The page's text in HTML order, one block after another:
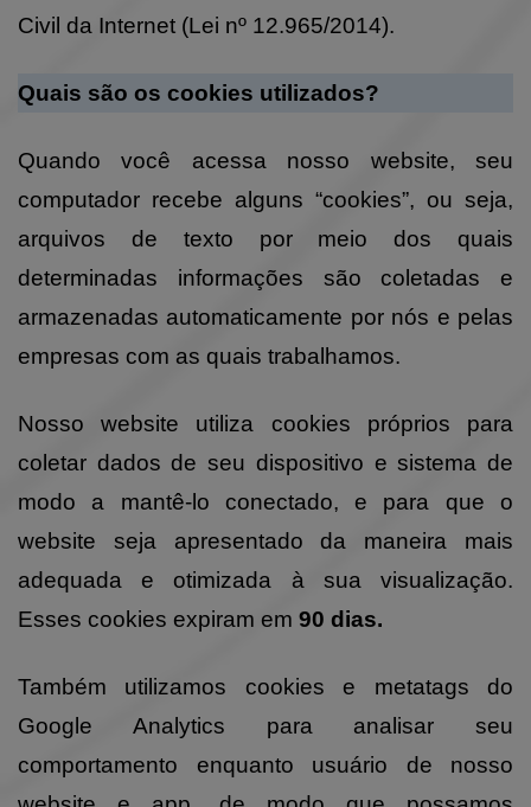
Civil da Internet (Lei nº 12.965/2014).
Quais são os cookies utilizados?
Quando você acessa nosso website, seu
computador recebe alguns “cookies”, ou seja,
arquivos de texto por meio dos quais
determinadas informações são coletadas e
armazenadas automaticamente por nós e pelas
empresas com as quais trabalhamos.
Nosso website utiliza cookies próprios para
coletar dados de seu dispositivo e sistema de
modo a mantê-lo conectado, e para que o
website seja apresentado da maneira mais
adequada e otimizada à sua visualização.
Esses cookies expiram em 90 dias.
Também utilizamos cookies e metatags do
Google Analytics para analisar seu
comportamento enquanto usuário de nosso